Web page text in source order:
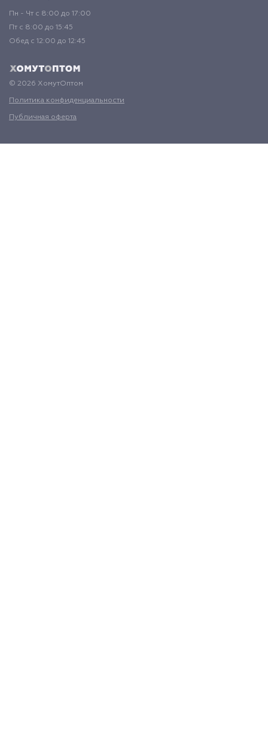
Пн - Чт с 8:00 до 17:00
Пт с 8:00 до 15:45
Обед с 12:00 до 12:45
© 2026 ХомутОптом
Политика конфиденциальности
Публичная оферта